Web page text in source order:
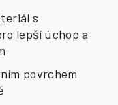
s
lepší úchop a
povrchem